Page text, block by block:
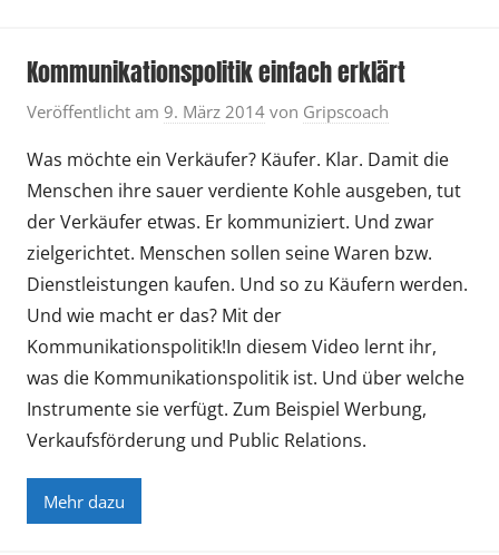
Kommunikationspolitik einfach erklärt
Veröffentlicht am 9. März 2014 von Gripscoach
Was möchte ein Verkäufer? Käufer. Klar. Damit die
Menschen ihre sauer verdiente Kohle ausgeben, tut
der Verkäufer etwas. Er kommuniziert. Und zwar
zielgerichtet. Menschen sollen seine Waren bzw.
Dienstleistungen kaufen. Und so zu Käufern werden.
Und wie macht er das? Mit der
Kommunikationspolitik!In diesem Video lernt ihr,
was die Kommunikationspolitik ist. Und über welche
Instrumente sie verfügt. Zum Beispiel Werbung,
Verkaufsförderung und Public Relations.
Mehr dazu